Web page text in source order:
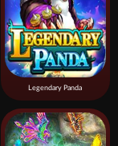
Legendary Panda